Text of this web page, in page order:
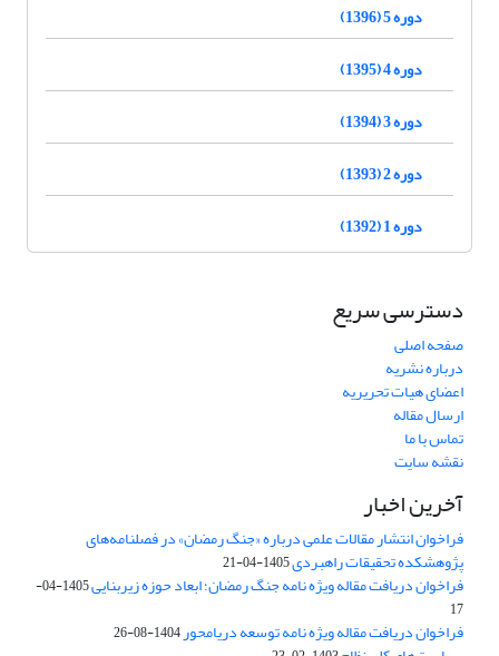
دوره 5 (1396)
دوره 4 (1395)
دوره 3 (1394)
دوره 2 (1393)
دوره 1 (1392)
دسترسی سریع
صفحه اصلی
درباره نشریه
اعضای هیات تحریریه
ارسال مقاله
تماس با ما
نقشه سایت
آخرین اخبار
فراخوان انتشار مقالات علمی درباره «جنگ رمضان» در فصلنامه‌های
پژوهشکده تحقیقات راهبردی1405-04-21
فراخوان دریافت مقاله ویژه نامه جنگ رمضان؛ ابعاد حوزه زیربنایی
1405-04-
17
فراخوان دریافت مقاله ویژه نامه توسعه دریامحور1404-08-26